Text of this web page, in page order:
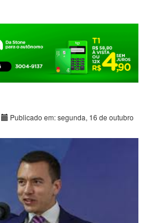
Publicado em: segunda, 16 de outubro